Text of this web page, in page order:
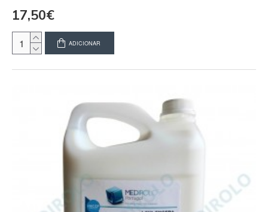
17,50€
ADICIONAR